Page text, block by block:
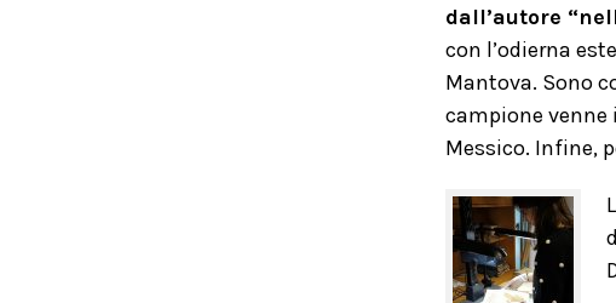
dall’autore
con l’odierna
Mantova. Sono
campione venne
Messico. Infine,